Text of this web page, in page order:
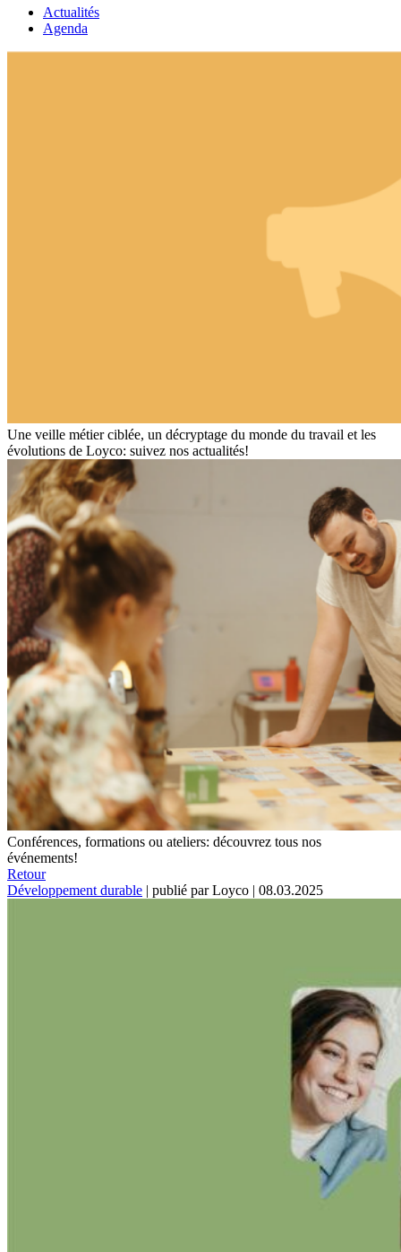
Actualités
Agenda
Une veille métier ciblée, un décryptage du monde du travail et les
évolutions de Loyco: suivez nos actualités!
Conférences, formations ou ateliers: découvrez tous nos
événements!
Retour
Développement durable | publié par Loyco | 08.03.2025